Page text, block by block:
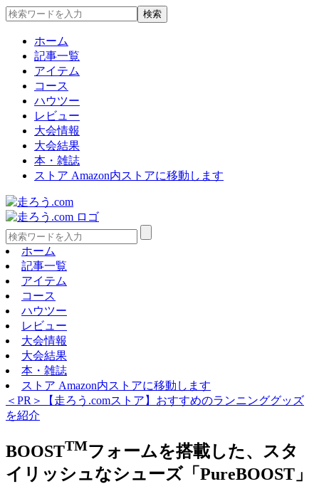
ホーム
記事一覧
アイテム
コース
ハウツー
レビュー
大会情報
大会結果
本・雑誌
ストア Amazon内ストアに移動します
ホーム
記事一覧
アイテム
コース
ハウツー
レビュー
大会情報
大会結果
本・雑誌
ストア Amazon内ストアに移動します
＜PR＞【走ろう.comストア】おすすめのランニンググッズ
を紹介
BOOSTTMフォームを搭載した、スタ
イリッシュなシューズ「PureBOOST」